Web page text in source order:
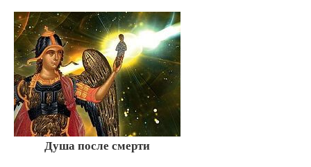
Душа после смерти